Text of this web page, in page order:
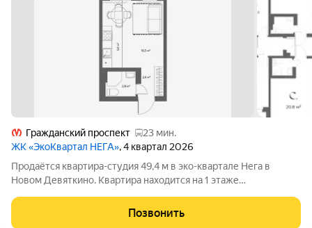
Гражданский проспект
23 мин.
ЖК «ЭкоКвартал НЕГА», 4 квартал 2026
Продаётся квартира-студия 49,4 м в эко-квартале Нега в
Новом Девяткино. Квартира находится на 1 этаже
формата в Девяткино, без «стены» из высоток за окном.
Планировка позволяет разделить приватную и
Позвонить